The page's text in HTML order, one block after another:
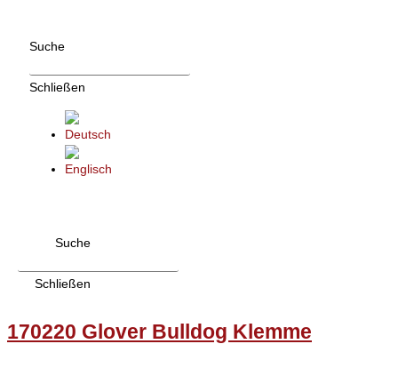
Suche
Schließen
Suche
Schließen
170220 Glover Bulldog Klemme